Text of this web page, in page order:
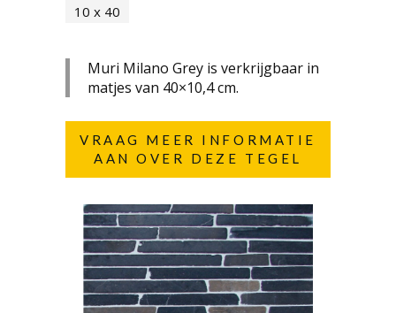
10 x 40
Muri Milano Grey is verkrijgbaar in
matjes van 40×10,4 cm.
VRAAG MEER INFORMATIE
AAN OVER DEZE TEGEL